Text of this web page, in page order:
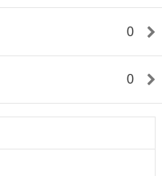
0
0